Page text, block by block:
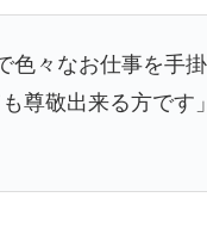
々なお仕事を手
尊敬出来る方です